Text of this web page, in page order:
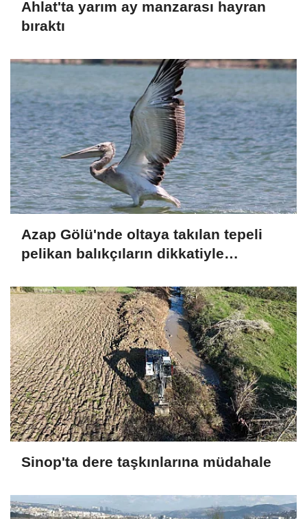
Ahlat'ta yarım ay manzarası hayran
bıraktı
Azap Gölü'nde oltaya takılan tepeli
pelikan balıkçıların dikkatiyle
Sinop'ta dere taşkınlarına müdahale